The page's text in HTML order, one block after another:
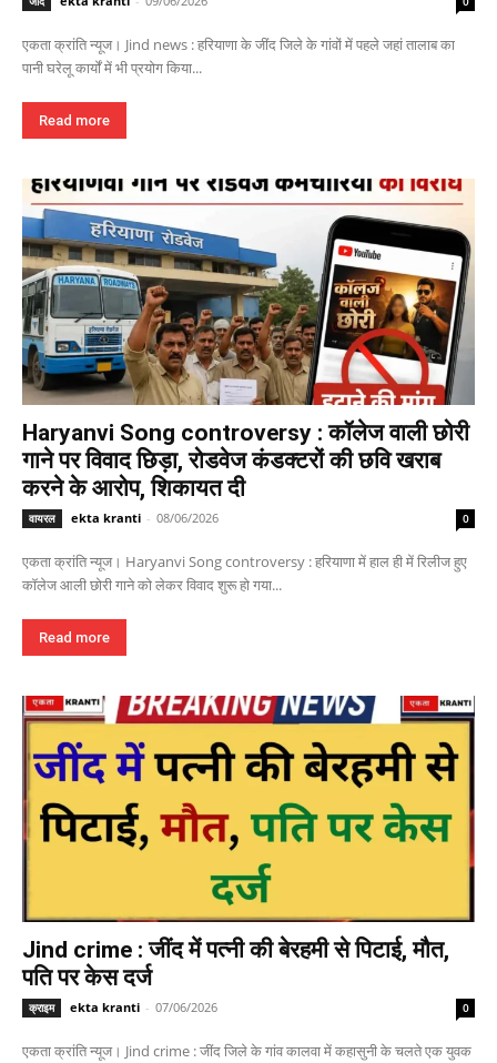
एकता क्रांति न्यूज। Jind news : हरियाणा के जींद जिले के गांवों में पहले जहां तालाब का
पानी घरेलू कार्यों में भी प्रयोग किया...
Read more
Haryanvi Song controversy : कॉलेज वाली छोरी
गाने पर विवाद छिड़ा, रोडवेज कंडक्टरों की छवि खराब
करने के आरोप, शिकायत दी
वायरल ekta kranti - 08/06/2026 0
एकता क्रांति न्यूज। Haryanvi Song controversy : हरियाणा में हाल ही में रिलीज हुए
कॉलेज आली छोरी गाने को लेकर विवाद शुरू हो गया...
Read more
Jind crime : जींद में पत्नी की बेरहमी से पिटाई, मौत,
पति पर केस दर्ज
क्राइम ekta kranti - 07/06/2026 0
एकता क्रांति न्यूज। Jind crime : जींद जिले के गांव कालवा में कहासुनी के चलते एक युवक